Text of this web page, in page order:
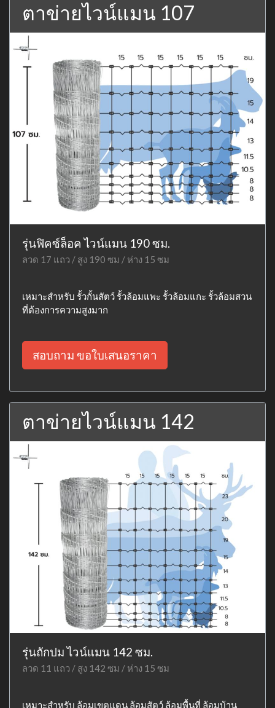
ตาข่ายไวน์แมน 107
รุ่นฟิคซ์ล็อค ไวน์แมน 190 ซม.
ลวด 17 แถว / สูง 190 ซม / ห่าง 15 ซม
เหมาะสำหรับ รั้วกั้นสัตว์ รั้วล้อมแพะ รั้วล้อมแกะ รั้วล้อมสวน
ที่ต้องการความสูงมาก
สอบถาม ขอใบเสนอราคา
ตาข่ายไวน์แมน 142
รุ่นถักปม ไวน์แมน 142 ซม.
ลวด 11 แถว / สูง 142 ซม / ห่าง 15 ซม
เหมาะสำหรับ ล้อมเขตแดน ล้อมสัตว์ ล้อมพื้นที่ ล้อมบ้าน